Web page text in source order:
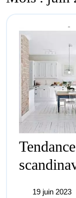
19 juin 2023